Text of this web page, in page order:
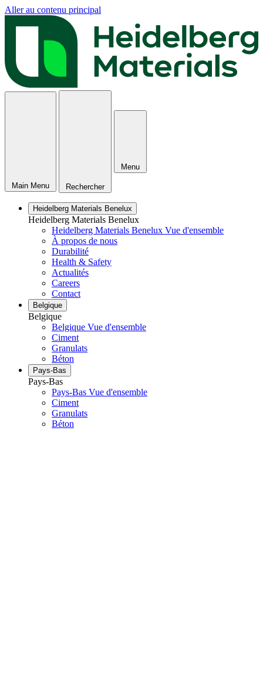
Aller au contenu principal
Main Menu Rechercher
Menu
Heidelberg Materials Benelux
Heidelberg Materials Benelux
Heidelberg Materials Benelux Vue d'ensemble
À propos de nous
Durabilité
Health & Safety
Actualités
Careers
Contact
Belgique
Belgique
Belgique Vue d'ensemble
Ciment
Granulats
Béton
Pays-Bas
Pays-Bas
Pays-Bas Vue d'ensemble
Ciment
Granulats
Béton